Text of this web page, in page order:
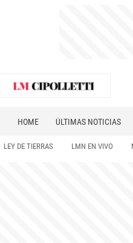
HOME ÚLTIMAS NOTICIAS
LEY DE TIERRAS LMN EN VIVO